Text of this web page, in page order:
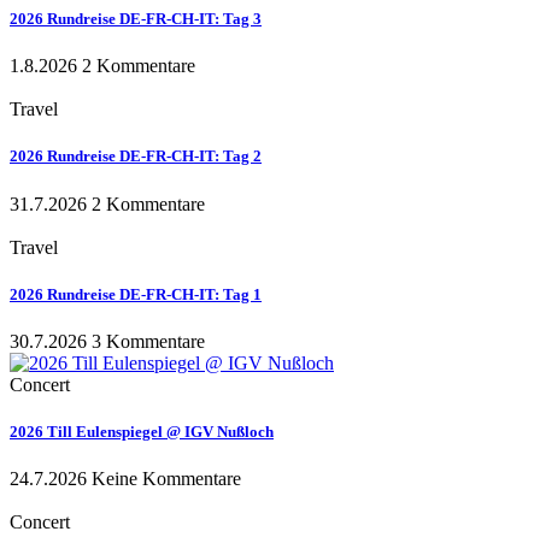
2026 Rundreise DE-FR-CH-IT: Tag 3
1.8.2026 2 Kommentare
Travel
2026 Rundreise DE-FR-CH-IT: Tag 2
31.7.2026 2 Kommentare
Travel
2026 Rundreise DE-FR-CH-IT: Tag 1
30.7.2026 3 Kommentare
Concert
2026 Till Eulenspiegel @ IGV Nußloch
24.7.2026 Keine Kommentare
Concert